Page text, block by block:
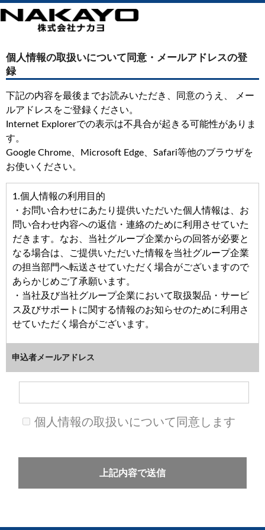
個人情報の取扱いについて同意・メールアドレスの登
録
下記の内容を最後までお読みいただき、同意のうえ、 メー
ルアドレスをご登録ください。
Internet Explorerでの表示は不具合が起きる可能性がありま
す。
Google Chrome、Microsoft Edge、Safari等他のブラウザを
お使いください。
1.個人情報の利用目的
・お問い合わせにあたり提供いただいた個人情報は、お
問い合わせ内容への返信・連絡のために利用させていた
だきます。なお、当社グループ企業からの回答が必要と
なる場合は、ご提供いただいた情報を当社グループ企業
の担当部門へ転送させていただく場合がございますので
あらかじめご了承願います。
・当社及び当社グループ企業において取扱製品・サービ
ス及びサポートに関する情報のお知らせのために利用さ
せていただく場合がございます。
2.個人情報の管理
本方針に基づき、適切に管理いたします。
いたしません。
・ご提供いただいた個人情報の開示、訂正、追加及び削
除を希望される場合には以下宛にご連絡ください。
申込者メールアドレス
個人情報の取扱いについて同意します